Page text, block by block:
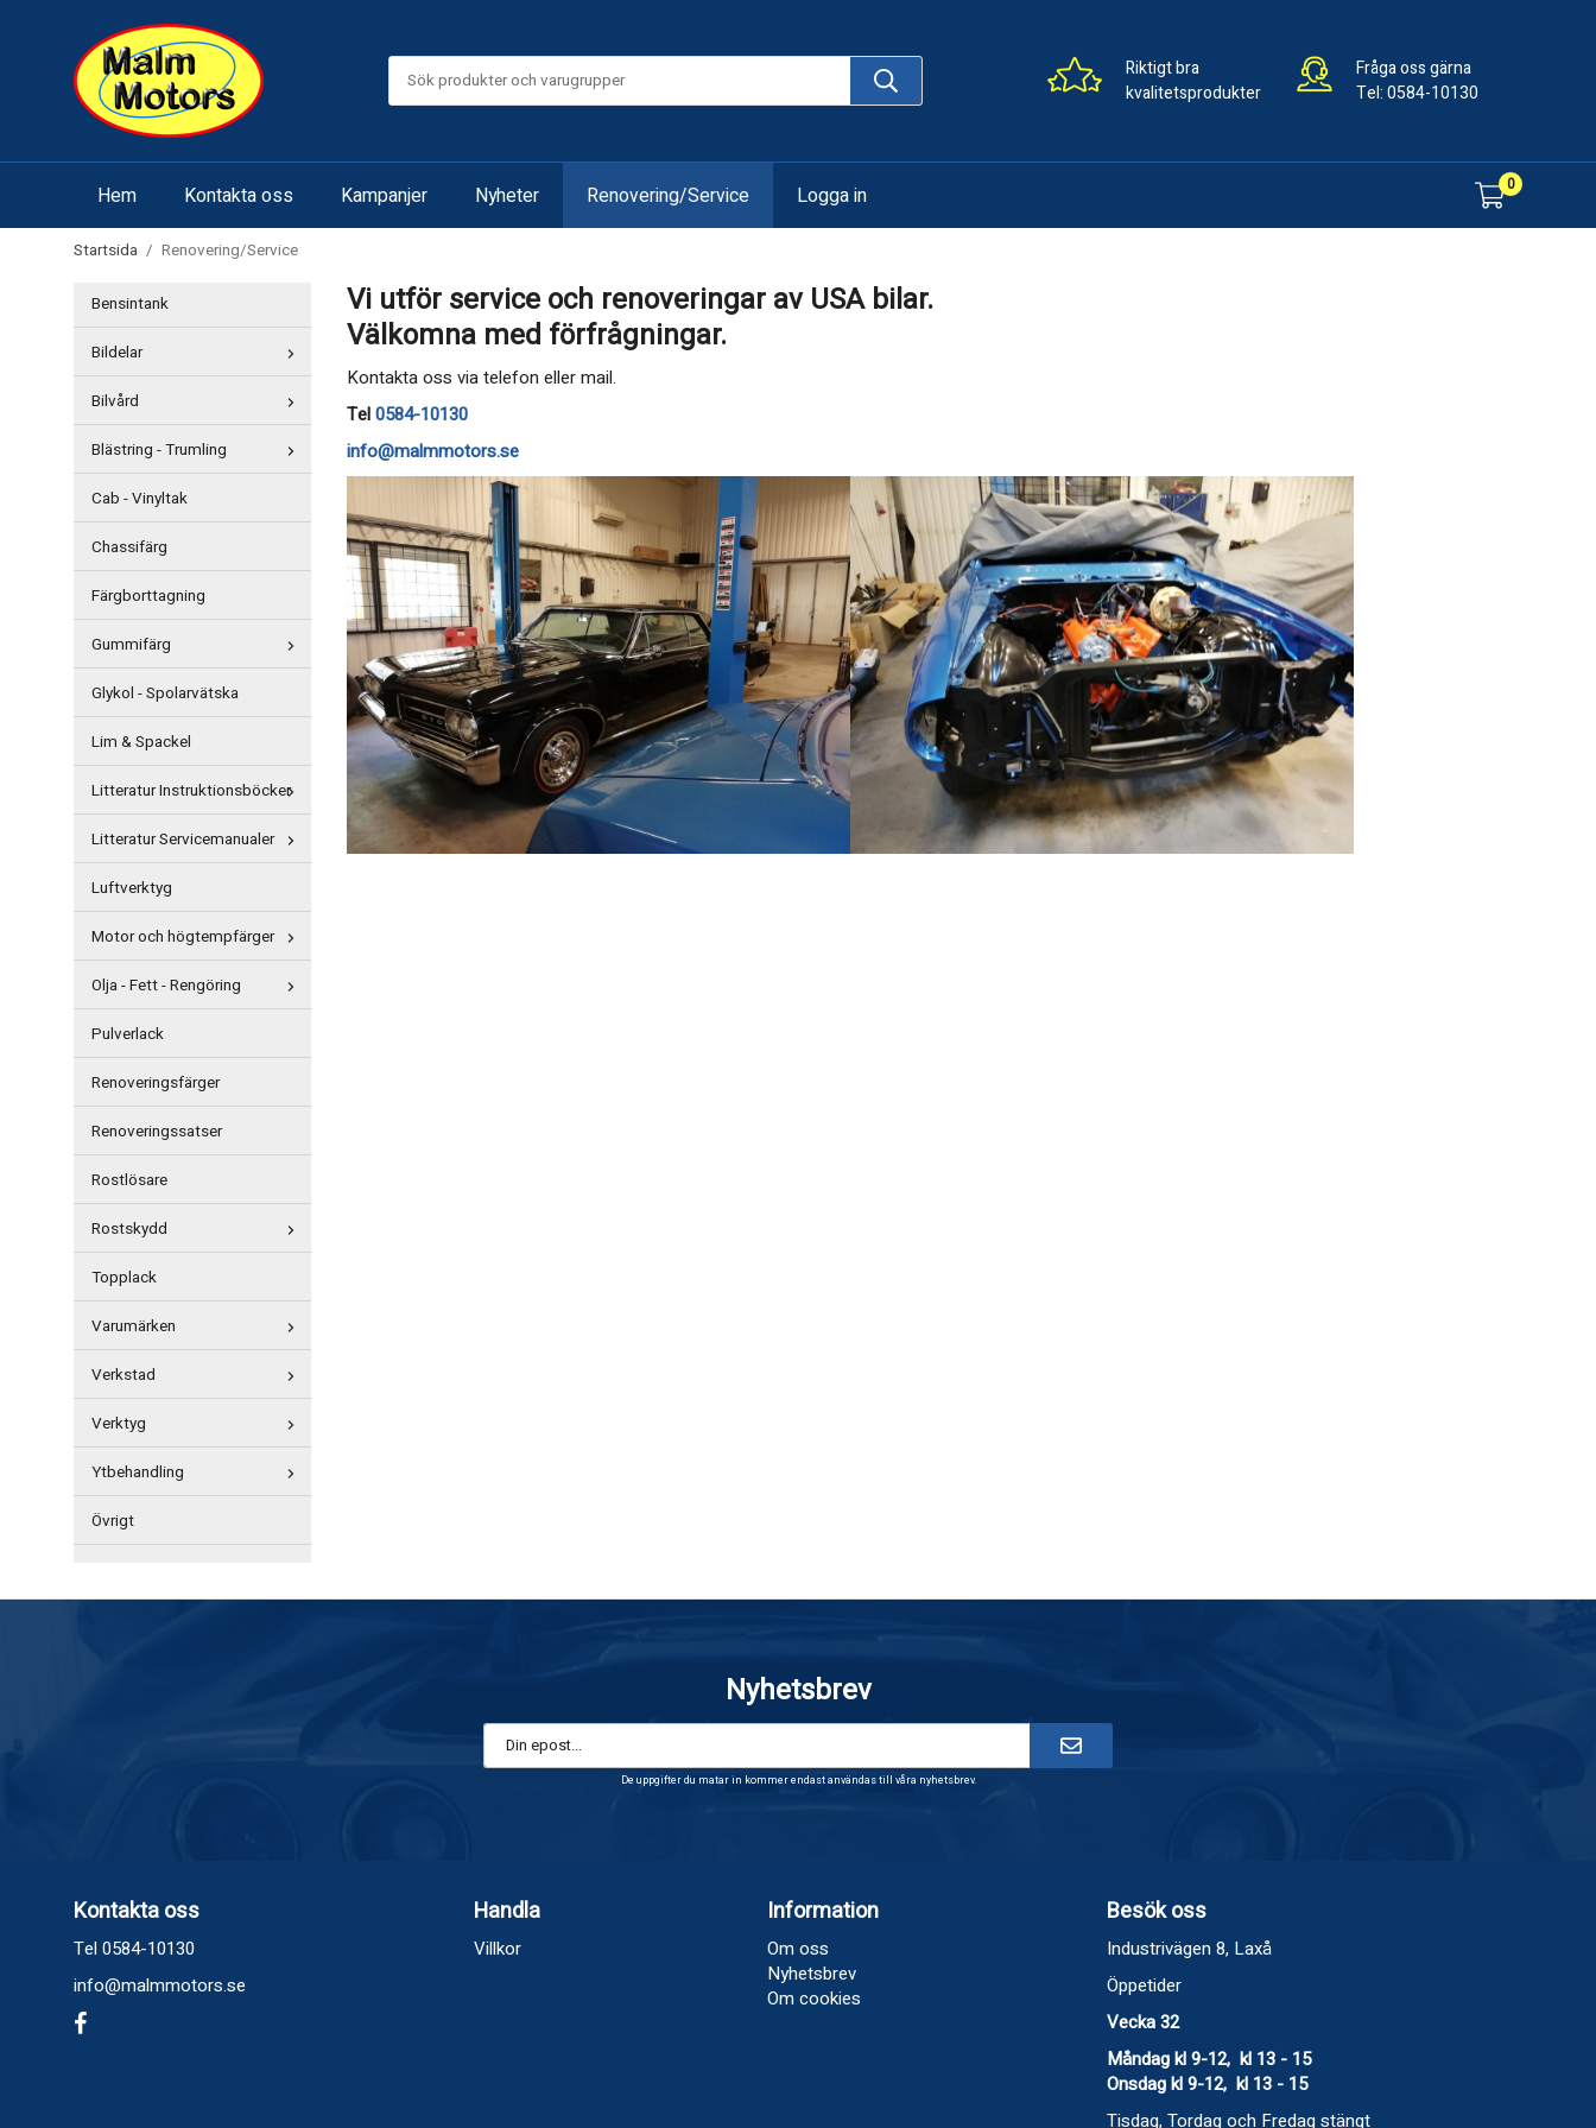
Riktigt bra
kvalitetsprodukter
Fråga oss gärna
Tel:0584-10130
Hem Kontakta oss Kampanjer Nyheter Renovering/Service Logga in 0
Startsida / Renovering/Service
Bensintank
Bildelar
Bilvård
Blästring - Trumling
Cab - Vinyltak
Chassifärg
Färgborttagning
Gummifärg
Glykol - Spolarvätska
Lim & Spackel
Litteratur Instruktionsböcker
Litteratur Servicemanualer
Luftverktyg
Motor och högtempfärger
Olja - Fett - Rengöring
Pulverlack
Renoveringsfärger
Renoveringssatser
Rostlösare
Rostskydd
Topplack
Varumärken
Verkstad
Verktyg
Ytbehandling
Övrigt
Vi utför service och renoveringar av USA bilar.
Välkomna med förfrågningar.
Kontakta oss via telefon eller mail.
Tel0584-10130
info@malmmotors.se
Nyhetsbrev
De uppgifter du matar in kommer endast användas till våra nyhetsbrev.
Kontakta oss
Tel 0584-10130
info@malmmotors.se
Handla
Villkor
Information
Om oss
Nyhetsbrev
Om cookies
Besök oss
Industrivägen 8, Laxå
Öppetider
Vecka 32
Måndag kl 9-12, kl 13 - 15
Onsdag kl 9-12, kl 13 - 15
Tisdag, Tordag och Fredag stängt